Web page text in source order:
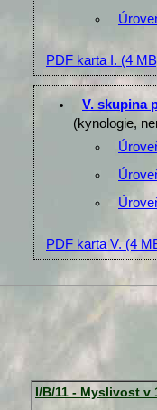
PDF karta I. (4
V. skupina
(kynologie,
PDF karta V. (4
I/B/11 - Myslivost v